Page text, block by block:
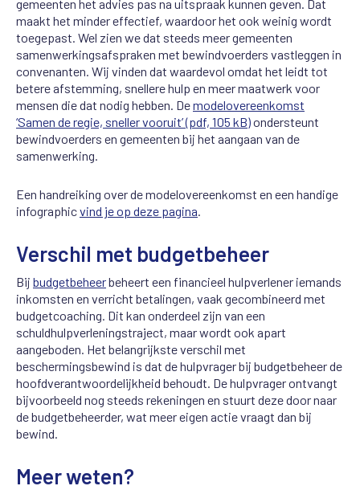
gemeenten het advies pas na uitspraak kunnen geven. Dat
maakt het minder effectief, waardoor het ook weinig wordt
toegepast. Wel zien we dat steeds meer gemeenten
samenwerkingsafspraken met bewindvoerders vastleggen in
convenanten. Wij vinden dat waardevol omdat het leidt tot
betere afstemming, snellere hulp en meer maatwerk voor
mensen die dat nodig hebben. Demodelovereenkomst
‘Samen de regie, sneller vooruit’ (pdf, 105 kB)ondersteunt
bewindvoerders en gemeenten bij het aangaan van de
samenwerking.
Een handreiking over de modelovereenkomst en een handige
infographicvind je op deze pagina.
Verschil met budgetbeheer
Bij budgetbeheerbeheert een financieel hulpverlener iemands
inkomsten en verricht betalingen, vaak gecombineerd met
budgetcoaching. Dit kan onderdeel zijn van een
schuldhulpverleningstraject, maar wordt ook apart
aangeboden. Het belangrijkste verschil met
beschermingsbewind is dat de hulpvrager bij budgetbeheer de
hoofdverantwoordelijkheid behoudt. De hulpvrager ontvangt
bijvoorbeeld nog steeds rekeningen en stuurt deze door naar
de budgetbeheerder, wat meer eigen actie vraagt dan bij
bewind.
Meer weten?